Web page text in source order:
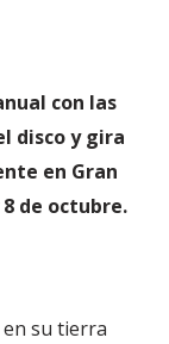
con las
disco y gira
en Gran
de octubre.
su tierra